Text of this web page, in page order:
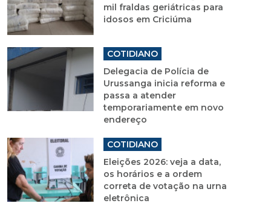
mil fraldas geriátricas para
idosos em Criciúma
COTIDIANO
Delegacia de Polícia de
Urussanga inicia reforma e
passa a atender
temporariamente em novo
endereço
COTIDIANO
Eleições 2026: veja a data,
os horários e a ordem
correta de votação na urna
eletrônica